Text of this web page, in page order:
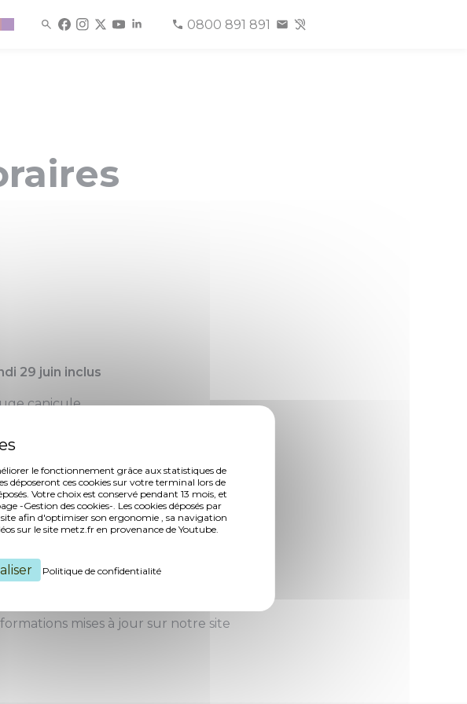
le fonctionnement grâce aux statistiques de
déposeront ces cookies sur votre terminal lors de
Votre choix est conservé pendant 13 mois, et
-Gestion des cookies-. Les cookies déposés par
afin d'optimiser son ergonomie , sa navigation
sur le site metz.fr en provenance de Youtube.
Politique de confidentialité
0800 891 891
29 juin inclus
canicule.
horaires des Bibliothèques-
habituels.
pour lire, travailler, se détendre
mises à jour sur notre site